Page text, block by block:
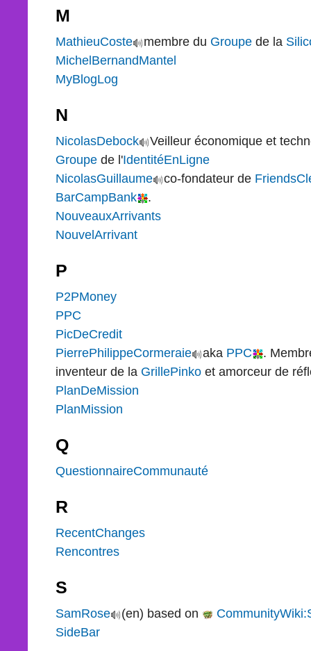
M
MathieuCoste membre du Groupe de la
MichelBernandMantel
MyBlogLog
N
NicolasDebock
Veilleur économique et
Groupe de l'IdentitéEnLigne
NicolasGuillaume
co-fondateur de
BarCampBank
.
NouveauxArrivants
NouvelArrivant
P
P2PMoney
PPC
PicDeCredit
PierrePhilippeCormeraie
aka PPC
.
inventeur de la GrillePinko et amorceur de
PlanDeMission
PlanMission
Q
QuestionnaireCommunauté
R
RecentChanges
Rencontres
S
SamRose (en) based on
SideBar